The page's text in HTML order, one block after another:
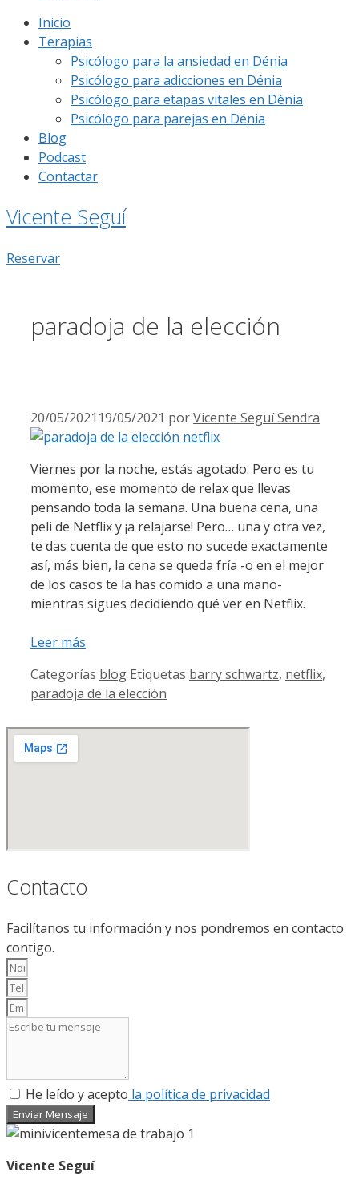
Inicio
Terapias
Psicólogo para la ansiedad en Dénia
Psicólogo para adicciones en Dénia
Psicólogo para etapas vitales en Dénia
Psicólogo para parejas en Dénia
Blog
Podcast
Contactar
Vicente Seguí
Reservar
paradoja de la elección
20/05/2021 19/05/2021 porVicente Seguí Sendra
Viernes por la noche, estás agotado. Pero es tu
momento, ese momento de relax que llevas
pensando toda la semana. Una buena cena, una
peli de Netflix y ¡a relajarse! Pero… una y otra vez,
te das cuenta de que esto no sucede exactamente
así, más bien, la cena se queda fría -o en el mejor
de los casos te la has comido a una mano-
mientras sigues decidiendo qué ver en Netflix.
Leer más
Categorías blog Etiquetas barry schwartz, netflix,
paradoja de la elección
Contacto
Facilítanos tu información y nos pondremos en contacto
contigo.
He leído y acepto la política de privacidad
Enviar Mensaje
Vicente Seguí